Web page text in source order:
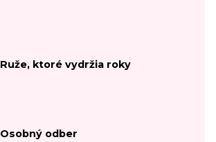
Ruže, ktoré vydržia roky
Osobný odber